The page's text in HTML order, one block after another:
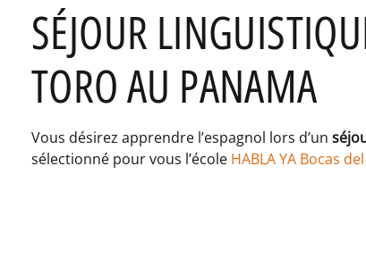
SÉJOUR
TORO AU PANAMA
Vous désirez apprendre l’espagnol lors d’un
sélectionné pour vous l’école HABLA YA Bocas